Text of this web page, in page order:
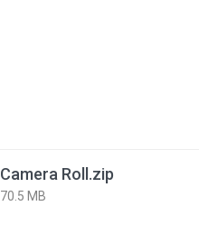
Camera Roll.zip
70.5 MB